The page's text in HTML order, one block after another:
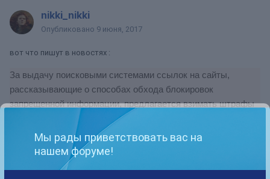
nikki_nikki
Опубликовано 9 июня, 2017
вот что пишут в новостях :
За выдачу поисковыми системами ссылок на сайты,
рассказывающие о способах обхода блокировок
запрещенной информации, предлагается взимать штрафы
в размере до 700 000 руб. Об этом говорится в
законопроекте, внесенном в Думу.
Авторы данного законопроекта также внесли поправки и в
Кодекс об административных нарушениях (КоАП),
Мы рады приветствовать вас на
нашем форуме!